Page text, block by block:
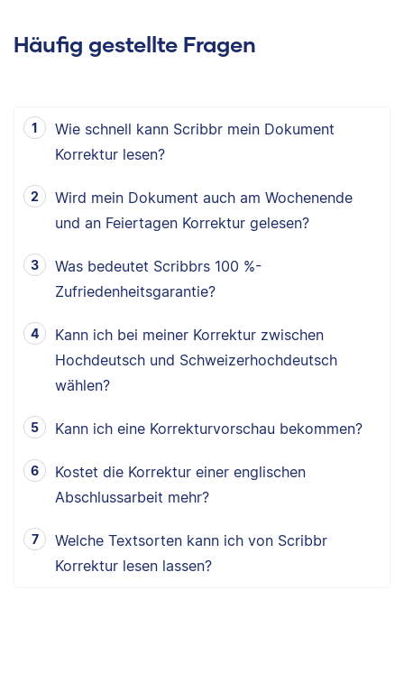
Häufig gestellte Fragen
Wie schnell kann Scribbr mein Dokument
Korrektur lesen?
Wird mein Dokument auch am Wochenende
und an Feiertagen Korrektur gelesen?
Was bedeutet Scribbrs 100 %-
Zufriedenheitsgarantie?
Kann ich bei meiner Korrektur zwischen
Hochdeutsch und Schweizerhochdeutsch
wählen?
Kann ich eine Korrekturvorschau bekommen?
Kostet die Korrektur einer englischen
Abschlussarbeit mehr?
Welche Textsorten kann ich von Scribbr
Korrektur lesen lassen?